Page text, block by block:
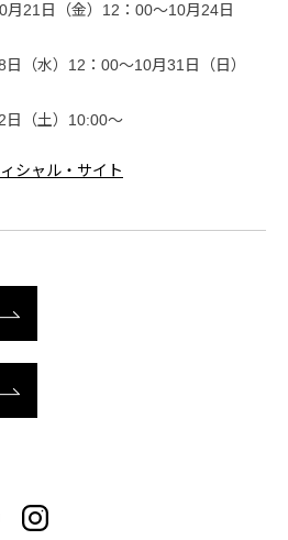
月21日（金）12：00〜10月24日
日（水）12：00〜10月31日（日）
日（土）10:00〜
シャル・サイト